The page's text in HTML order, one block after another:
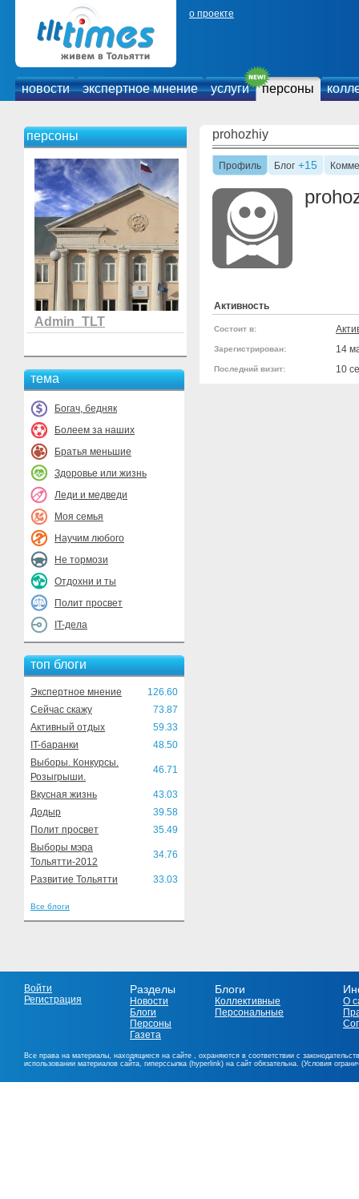
о проекте
новости экспертное мнение услуги персоны
персоны
Admin_TLT
тема
Богач, бедняк
Болеем за наших
Братья меньшие
Здоровье или жизнь
Леди и медведи
Моя семья
Научим любого
Не тормози
Отдохни и ты
Полит просвет
IT-дела
топ блоги
Экспертное мнение
126.60
Сейчас скажу
73.87
Активный отдых
59.33
IT-баранки
48.50
Выборы. Конкурсы.
Розыгрыши.
46.71
Вкусная жизнь
43.03
Додыр
39.58
Полит просвет
35.49
Выборы мэра
Тольятти-2012
34.76
Развитие Тольятти 33.03
Все блоги
prohozhiy
Профиль Блог +15
Активность
Состоит в:
Зарегистрирован: 14
Последний визит: 10
Войти
Регистрация
Разделы
Новости
Блоги
Персоны
Газета
Блоги
Коллективные
Персональные
О
Все права на материалы, находящиеся на сайте , охраняются в соответствии с
использовании материалов сайта, гиперссылка (hyperlink) на сайт обязательна. (Условия